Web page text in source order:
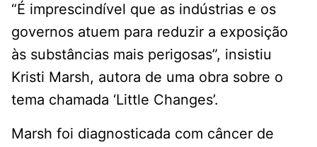
“É imprescindível que as indústrias e os
governos atuem para reduzir a exposição
às substâncias mais perigosas”, insistiu
Kristi Marsh, autora de uma obra sobre o
tema chamada ‘Little Changes’.
Marsh foi diagnosticada com câncer de